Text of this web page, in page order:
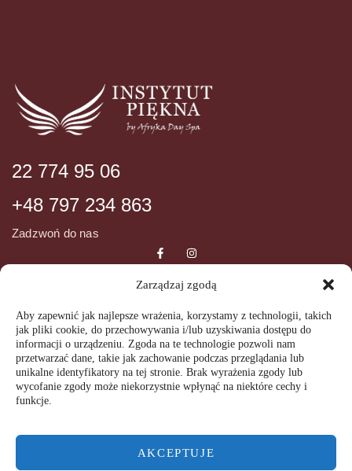
Zarządzaj zgodą
Aby zapewnić jak najlepsze wrażenia, korzystamy z technologii, takich
jak pliki cookie, do przechowywania i/lub uzyskiwania dostępu do
informacji o urządzeniu. Zgoda na te technologie pozwoli nam
przetwarzać dane, takie jak zachowanie podczas przeglądania lub
unikalne identyfikatory na tej stronie. Brak wyrażenia zgody lub
wycofanie zgody może niekorzystnie wpłynąć na niektóre cechy i
funkcje.
AKCEPTUJE
22 774 95 06
+48 797 234 863
Zadzwoń do nas
ul. Wiślana 72
05-092 Łomianki
GODZINY OTWARCIA
09:00 – 20:00
Regulamin SPA
Regulamin świadczenia usług
drogą elektroniczną